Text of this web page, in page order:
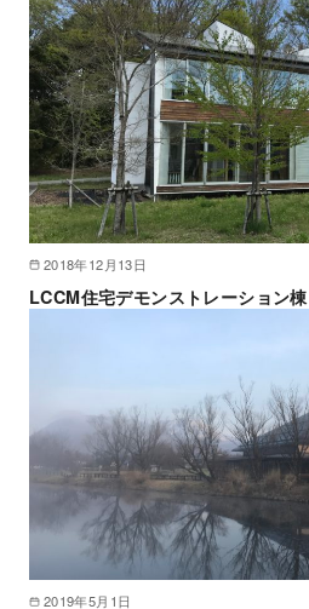
2018年12月13日
LCCM住宅デモンストレーション棟
2019年5月1日